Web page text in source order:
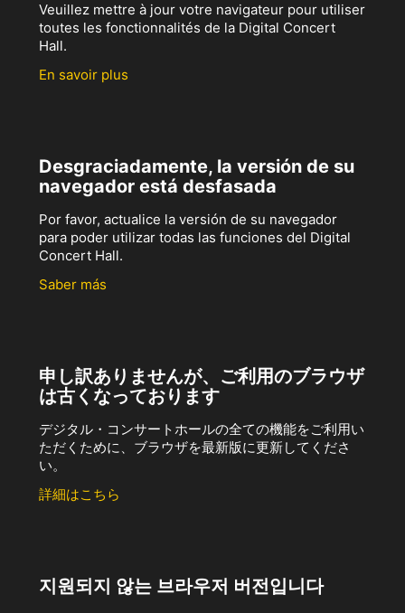
Veuillez mettre à jour votre navigateur pour utiliser
toutes les fonctionnalités de la Digital Concert
Hall.
En savoir plus
Desgraciadamente, la versión de su
navegador está desfasada
Por favor, actualice la versión de su navegador
para poder utilizar todas las funciones del Digital
Concert Hall.
Saber más
申し訳ありませんが、ご利用のブラウザ
は古くなっております
デジタル・コンサートホールの全ての機能をご利用い
ただくために、ブラウザを最新版に更新してくださ
い。
詳細はこちら
지원되지 않는 브라우저 버전입니다